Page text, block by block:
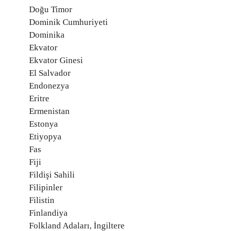
Doğu Timor
Dominik Cumhuriyeti
Dominika
Ekvator
Ekvator Ginesi
El Salvador
Endonezya
Eritre
Ermenistan
Estonya
Etiyopya
Fas
Fiji
Fildişi Sahili
Filipinler
Filistin
Finlandiya
Folkland Adaları, İngiltere